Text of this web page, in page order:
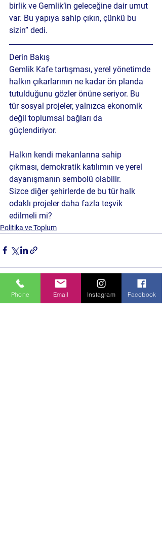
birlik ve Gemlik’in geleceğine dair umut
var. Bu yapıya sahip çıkın, çünkü bu
sizin” dedi.
Derin Bakış
Gemlik Kafe tartışması, yerel yönetimde
halkın çıkarlarının ne kadar ön planda
tutulduğunu gözler önüne seriyor. Bu
tür sosyal projeler, yalnızca ekonomik
değil toplumsal bağları da
güçlendiriyor.
Halkın kendi mekanlarına sahip
çıkması, demokratik katılımın ve yerel
dayanışmanın sembolü olabilir.
Sizce diğer şehirlerde de bu tür halk
odaklı projeler daha fazla teşvik
edilmeli mi?
Politika ve Toplum
Phone Email Instagram Facebook